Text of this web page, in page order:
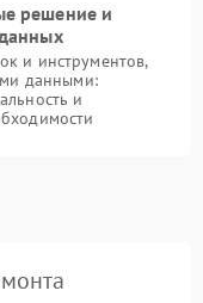
решение и
и инструментов,
данными:
и